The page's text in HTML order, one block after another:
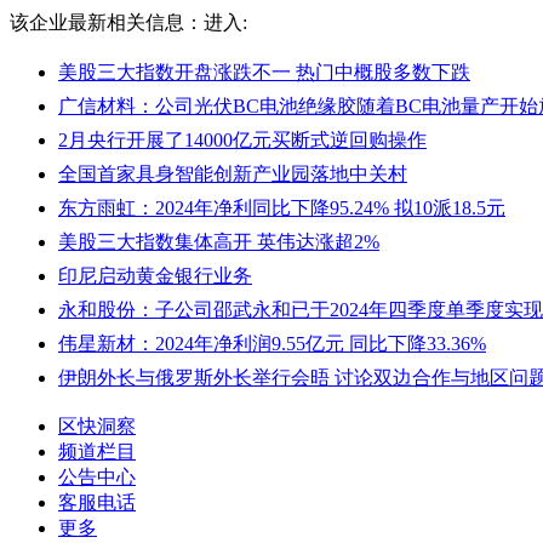
该企业最新相关信息： 进入:
美股三大指数开盘涨跌不一 热门中概股多数下跌
广信材料：公司光伏BC电池绝缘胶随着BC电池量产开始
2月央行开展了14000亿元买断式逆回购操作
全国首家具身智能创新产业园落地中关村
东方雨虹：2024年净利同比下降95.24% 拟10派18.5元
美股三大指数集体高开 英伟达涨超2%
印尼启动黄金银行业务
永和股份：子公司邵武永和已于2024年四季度单季度实现
伟星新材：2024年净利润9.55亿元 同比下降33.36%
伊朗外长与俄罗斯外长举行会晤 讨论双边合作与地区问
区快洞察
频道栏目
公告中心
客服电话
更多